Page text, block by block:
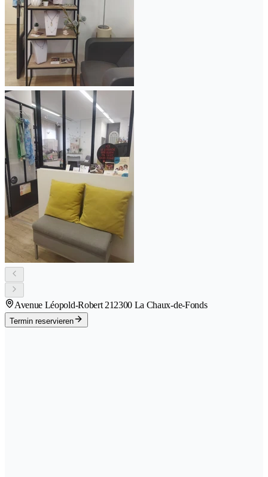
Avenue Léopold-Robert 212300 La Chaux-de-Fonds
Termin reservieren